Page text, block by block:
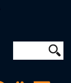
Φόρμα
Αναζήτηση